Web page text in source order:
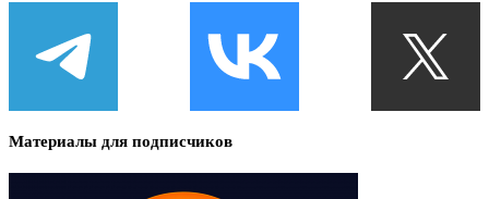
Материалы для подписчиков